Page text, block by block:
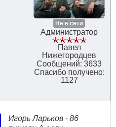
Не в сети
Администратор
Павел
Нижегородцев
Сообщений: 3633
Спасибо получено:
1127
Игорь Ларьков - 86